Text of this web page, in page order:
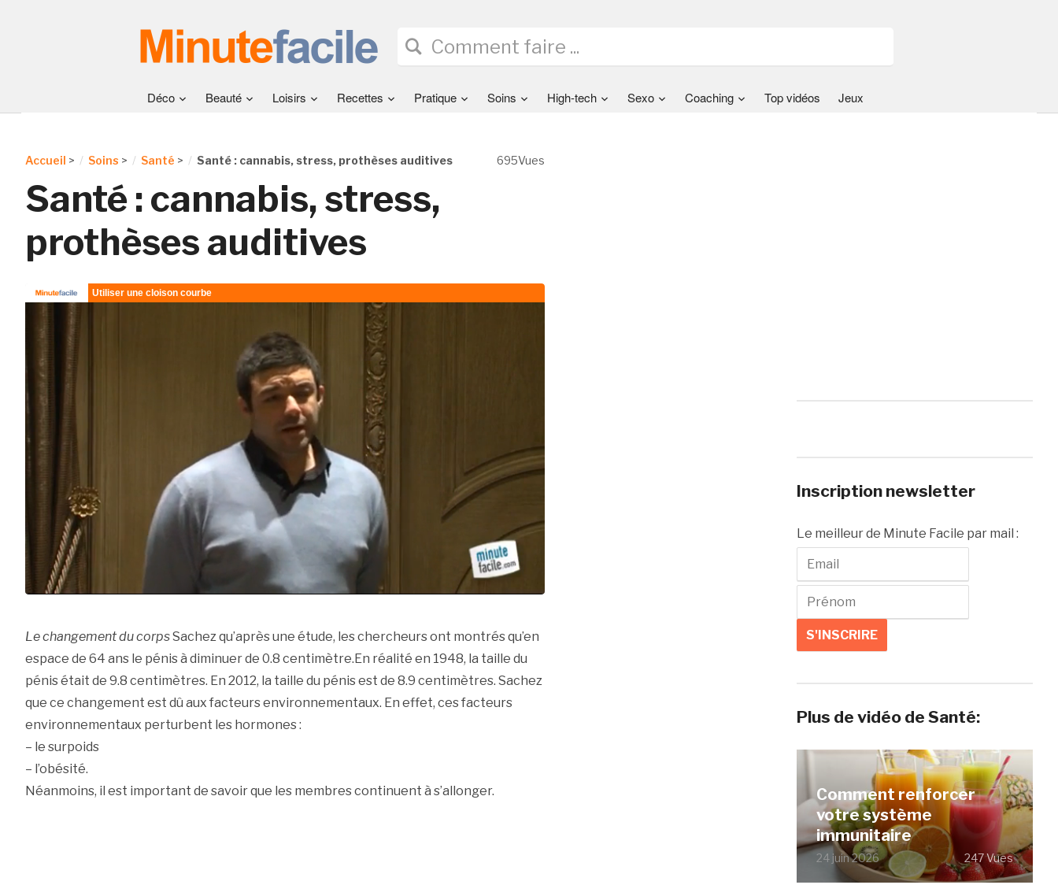
Déco Beauté Loisirs Recettes Pratique Soins High-tech Sexo Coaching Top vidéos Jeux
695Vues
Accueil > Soins > Santé > Santé : cannabis, stress, prothèses auditives
Santé : cannabis, stress,
prothèses auditives
Le changement du corpsSachez qu’après une étude, les chercheurs ont montrés qu’en
espace de 64 ans le pénis à diminuer de 0.8 centimètre.En réalité en 1948, la taille du
pénis était de 9.8 centimètres. En 2012, la taille du pénis est de 8.9 centimètres. Sachez
que ce changement est dû aux facteurs environnementaux. En effet, ces facteurs
environnementaux perturbent les hormones :
– le surpoids
– l’obésité.
Néanmoins, il est important de savoir que les membres continuent à s’allonger.
Inscription newsletter
Le meilleur de Minute Facile par mail :
Plus de vidéo de Santé:
Comment renforcer
votre système
immunitaire
24 juin 2026 247 Vues